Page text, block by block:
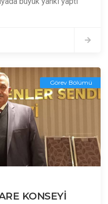
Görev Bölümü
KONSEYİ